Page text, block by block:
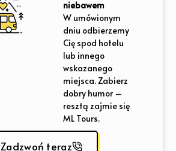
niebawem
W umówionym
dniu odbierzemy
Cię spod hotelu
lub innego
wskazanego
miejsca. Zabierz
dobry humor –
resztą zajmie się
ML Tours.
Zadzwoń teraz